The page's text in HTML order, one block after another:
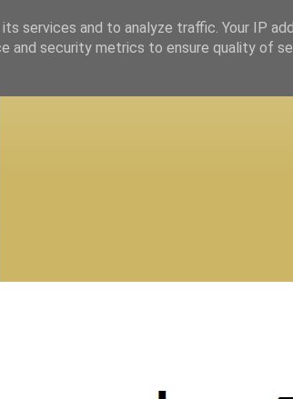
services and to analyze traffic. Your IP
and security metrics to ensure quality of